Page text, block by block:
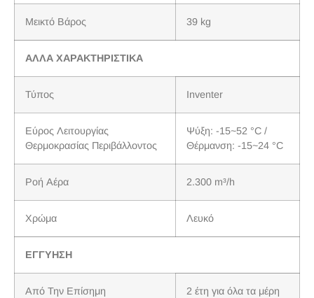
Μεικτό Βάρος 39 kg
ΑΛΛΑ ΧΑΡΑΚΤΗΡΙΣΤΙΚΑ
Τύπος Inventer
Εύρος Λειτουργίας
Θερμοκρασίας Περιβάλλοντος
Ψύξη: -15~52 °C /
Θέρμανση: -15~24 °C
Ροή Αέρα 2.300 m³/h
Χρώμα Λευκό
ΕΓΓΥΗΣΗ
Από Την Επίσημη
2 έτη για όλα τα μέρη